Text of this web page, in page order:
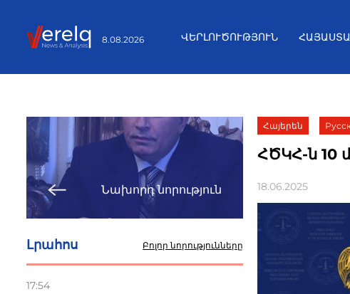
8.08.2026 ՎԵՐԼՈՒԾՈՒԹՅՈՒՆ
Նախորդ նորություն
Լրահոս Բոլոր նորությունները
17:54
Հայերեն
ՀԾԿՀ-ն 10
18.06.2025